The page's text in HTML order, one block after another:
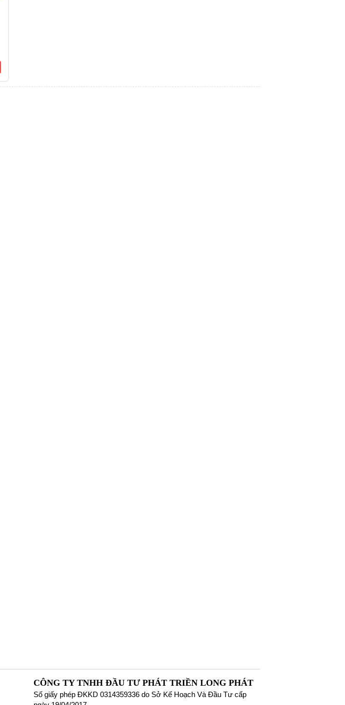
CÔNG TY TNHH ĐẦU TƯ PHÁT TRIỀN LONG PHÁT
Số giấy phép ĐKKD 0314359336 do Sở Kế Hoạch Và Đầu Tư cấp